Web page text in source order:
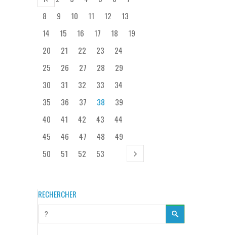
8
9 10 11 12
13
14
15 16 17 18
19
20
21 22 23
24
25
26 27 28
29
30
31 32 33
34
35
36 37 38
39
40
41 42 43
44
45
46 47 48
49
50
51 52 53
RECHERCHER